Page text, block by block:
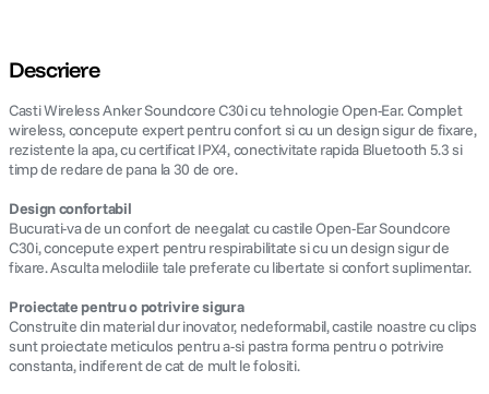
Descriere
Casti Wireless Anker Soundcore C30i cu tehnologie Open-Ear. Complet
wireless, concepute expert pentru confort si cu un design sigur de fixare,
rezistente la apa, cu certificat IPX4, conectivitate rapida Bluetooth 5.3 si
timp de redare de pana la 30 de ore.
Design confortabil
Bucurati-va de un confort de neegalat cu castile Open-Ear Soundcore
C30i, concepute expert pentru respirabilitate si cu un design sigur de
fixare. Asculta melodiile tale preferate cu libertate si confort suplimentar.
Proiectate pentru o potrivire sigura
Construite din material dur inovator, nedeformabil, castile noastre cu clips
sunt proiectate meticulos pentru a-si pastra forma pentru o potrivire
constanta, indiferent de cat de mult le folositi.